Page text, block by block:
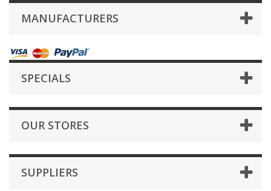
MANUFACTURERS
SPECIALS
OUR STORES
SUPPLIERS